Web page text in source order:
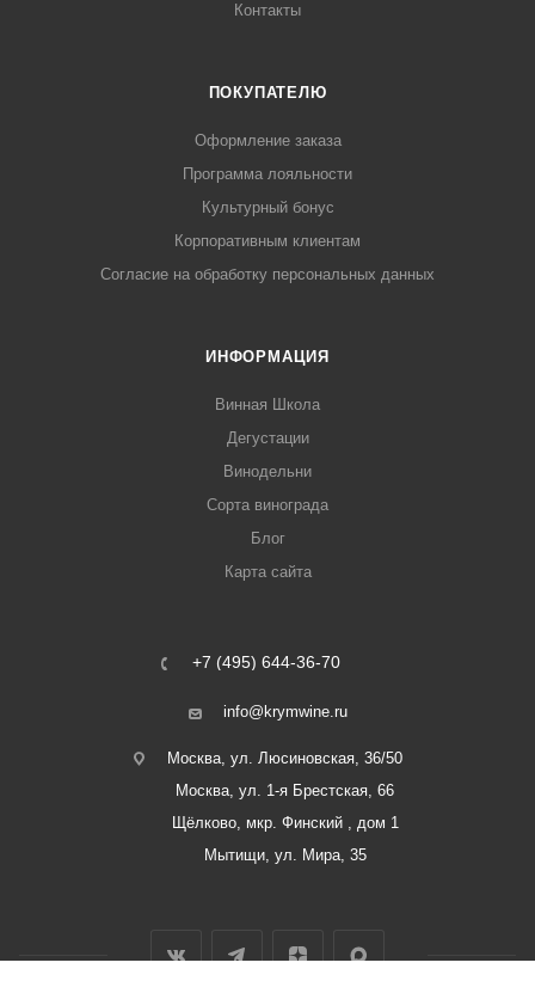
Контакты
ПОКУПАТЕЛЮ
Оформление заказа
Программа лояльности
Культурный бонус
Корпоративным клиентам
Согласие на обработку персональных данных
ИНФОРМАЦИЯ
Винная Школа
Дегустации
Винодельни
Сорта винограда
Блог
Карта сайта
+7 (495) 644-36-70
info@krymwine.ru
Москва, ул. Люсиновская, 36/50
Москва, ул. 1-я Брестская, 66
Щёлково, мкр. Финский , дом 1
Мытищи, ул. Мира, 35